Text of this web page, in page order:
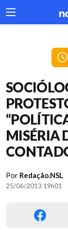
MISÉRIA
Por Redação.NSL
25/06/2013 19h01